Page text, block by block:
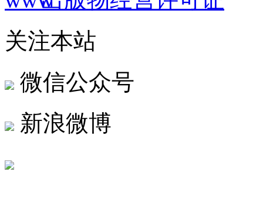
关注本站
微信公众号
新浪微博